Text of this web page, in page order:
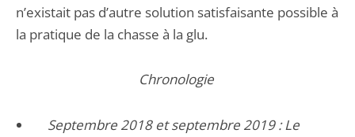
n’existait pas d’autre solution satisfaisante possible à
la pratique de la chasse à la glu.
Chronologie
Septembre 2018 et septembre 2019 : Le